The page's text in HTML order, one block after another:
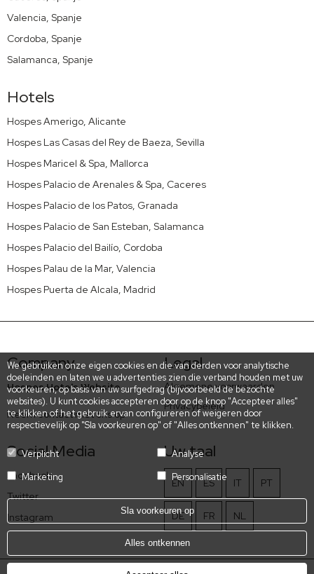
We gebruiken onze eigen cookies en die van derden voor analytische
doeleinden en laten we u advertenties zien die verband houden met uw
voorkeuren, op basis van uw surfgedrag (bijvoorbeeld de bezochte
websites). U kunt cookies accepteren door op de knop "Accepteer alles"
te klikken of het gebruik ervan configureren of weigeren door
respectievelijk op "Sla voorkeuren op" of "Alles ontkennen" te klikken.
Verplicht
Analyse
Marketing
Personalisatie
Sla voorkeuren op
Alles ontkennen
Valencia, Spanje
Cordoba, Spanje
Salamanca, Spanje
Hotels
Hospes Amerigo, Alicante
Hospes Las Casas del Rey de Baeza, Sevilla
Hospes Maricel & Spa, Mallorca
Hospes Palacio de Arenales & Spa, Caceres
Hospes Palacio de los Patos, Granada
Hospes Palacio de San Esteban, Salamanca
Hospes Palacio del Bailío, Cordoba
Hospes Palau de la Mar, Valencia
Hospes Puerta de Alcala, Madrid
Company
Hospes Hotels Website
Neem contact met ons op
Legal
Algemene voorwaarden
Privacybeleid
Social Media
Facebook
Twitter
Instagram
Uw taal
EN ES IT PT
DE FR NL